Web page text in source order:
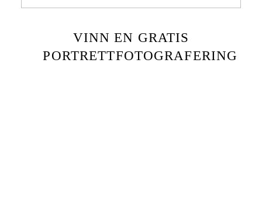
VINN EN GRATIS
PORTRETTFOTOGRAFERING